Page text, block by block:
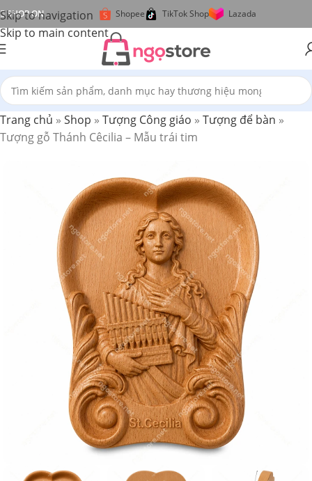
Skip to navigation
Skip to main content
SHOP ON Shopee TikTok Shop Lazada
Trang chủ » Shop » Tượng Công giáo » Tượng để bàn »
Tượng gỗ Thánh Cêcilia – Mẫu trái tim